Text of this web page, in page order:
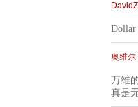
奥维尔
万维
真是